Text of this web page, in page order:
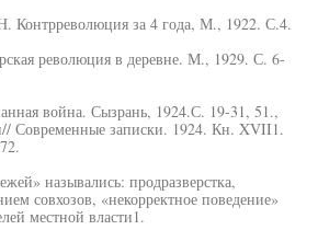
Контрреволюция за 4 года, М., 1922. С.4.
революция в деревне. М., 1929. С. 6-
война. Сызрань, 1924.С. 19-31, 51.,
Современные записки. 1924. Кн. XVII1.
назывались: продразверстка,
совхозов, «некорректное поведение»
местной власти1.